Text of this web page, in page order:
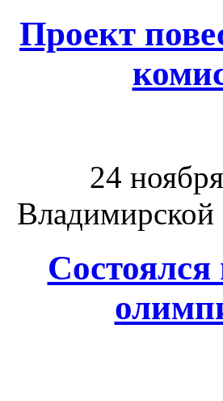
Проект
24
Владимирской